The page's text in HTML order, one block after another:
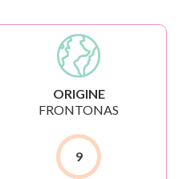
ORIGINE
FRONTONAS
9